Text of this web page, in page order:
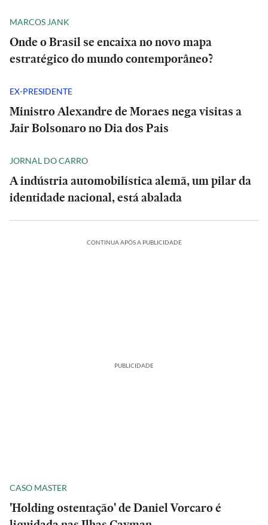
MARCOS JANK
Onde o Brasil se encaixa no novo mapa
estratégico do mundo contemporâneo?
EX-PRESIDENTE
Ministro Alexandre de Moraes nega visitas a
Jair Bolsonaro no Dia dos Pais
JORNAL DO CARRO
A indústria automobilística alemã, um pilar da
identidade nacional, está abalada
CONTINUA APÓS A PUBLICIDADE
PUBLICIDADE
CASO MASTER
'Holding ostentação' de Daniel Vorcaro é